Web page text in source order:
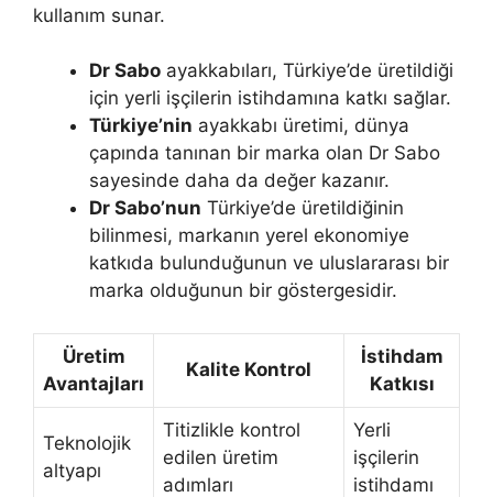
kullanım sunar.
Dr Sabo ayakkabıları, Türkiye’de üretildiği
için yerli işçilerin istihdamına katkı sağlar.
Türkiye’nin ayakkabı üretimi, dünya
çapında tanınan bir marka olan Dr Sabo
sayesinde daha da değer kazanır.
Dr Sabo’nun Türkiye’de üretildiğinin
bilinmesi, markanın yerel ekonomiye
katkıda bulunduğunun ve uluslararası bir
marka olduğunun bir göstergesidir.
Üretim
Avantajları
Kalite Kontrol
İstihdam
Katkısı
Teknolojik
altyapı
Titizlikle kontrol
edilen üretim
adımları
Yerli
işçilerin
istihdamı